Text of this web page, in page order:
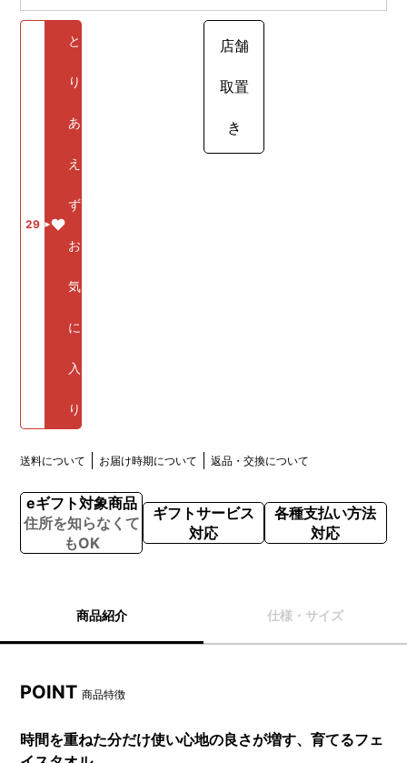
29
と
り
あ
え
ず
お
気
に
入
り
店舗
取置
き
送料について お届け時期について 返品・交換について
eギフト対象商品
住所を知らなくて
もOK
ギフトサービス
対応
各種支払い方法
対応
商品紹介 仕様・サイズ
POINT商品特徴
時間を重ねた分だけ使い心地の良さが増す、育てるフェ